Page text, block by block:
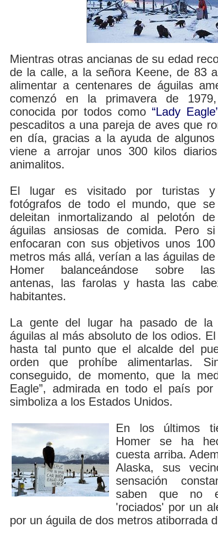
Mientras otras ancianas de su edad
de la calle, a la señora Keene, de 83
alimentar a centenares de águilas
comenzó en la primavera de
conocida por todos como “Lady
pescaditos a una pareja de aves que
en día, gracias a la ayuda de algunos
viene a arrojar unos 300 kilos
animalitos.
El lugar es visitado por turistas y
fotógrafos de todo el mundo, que se
deleitan inmortalizando al pelotón de
águilas ansiosas de comida. Pero si
enfocaran con sus objetivos unos 100
metros más allá, verían a las águilas de
Homer balanceándose sobre las
antenas, las farolas y hasta las
habitantes.
La gente del lugar ha pasado de la
águilas al más absoluto de los odios.
hasta tal punto que el alcalde del
orden que prohíbe alimentarlas.
conseguido, de momento, que la
Eagle”, admirada en todo el país
simboliza a los Estados Unidos.
En los últimos
Homer se ha
cuesta arriba.
Alaska, sus
sensación
saben que no
'rociados' por un
por un águila de dos metros atiborrada